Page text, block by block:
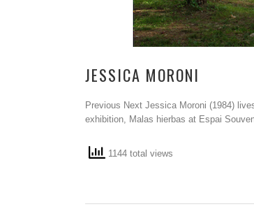
JESSICA MORONI
Previous Next Jessica Moroni (1984)
exhibition, Malas hierbas at Espai
1144 total views